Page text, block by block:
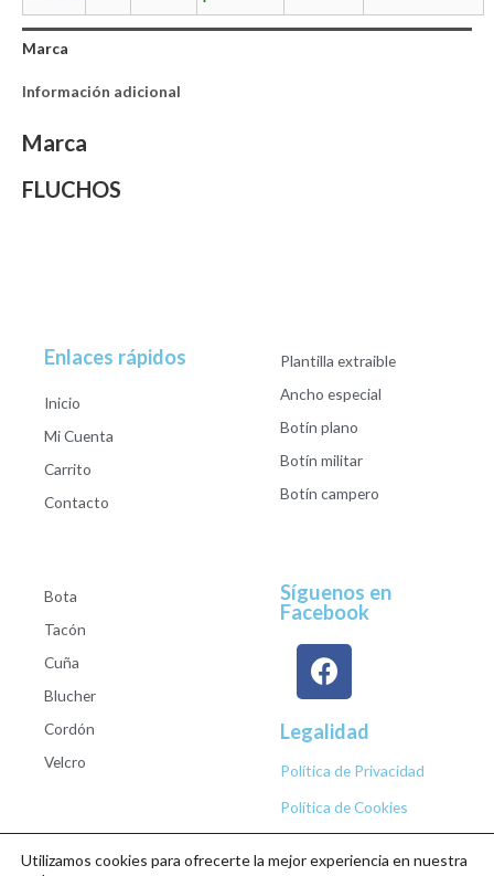
Marca
Información adicional
Marca
FLUCHOS
Enlaces rápidos
Inicio
Mi Cuenta
Carrito
Contacto
Plantilla extraible
Ancho especial
Botín plano
Botín militar
Botín campero
Bota
Tacón
Cuña
Blucher
Cordón
Velcro
Síguenos en
Facebook
Legalidad
Política de Privacidad
Política de Cookies
Utilizamos cookies para ofrecerte la mejor experiencia en nuestra